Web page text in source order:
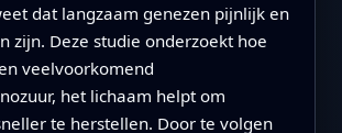
dat langzaam genezen pijnlijk en
zijn. Deze studie onderzoekt hoe
veelvoorkomend
het lichaam helpt om
te herstellen. Door te volgen